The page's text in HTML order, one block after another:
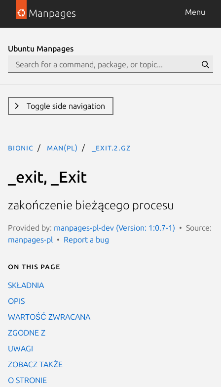
Manpages Menu
Ubuntu Manpages
Toggle side navigation
bionic man(pl) _exit.2.gz
_exit, _Exit
zakończenie bieżącego procesu
Provided by: manpages-pl-dev (Version: 1:0.7-1)
Source:
manpages-pl
Report a bug
On this page
SKŁADNIA
OPIS
WARTOŚĆ ZWRACANA
ZGODNE Z
UWAGI
ZOBACZ TAKŻE
O STRONIE